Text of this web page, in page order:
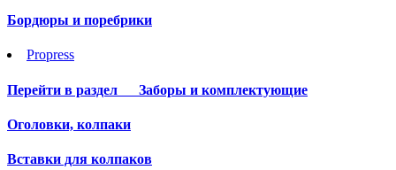
Бордюры и поребрики
Propress
Перейти в раздел Заборы и комплектующие
Оголовки, колпаки
Вставки для колпаков